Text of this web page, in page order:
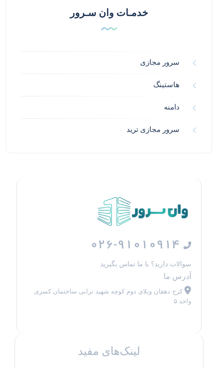
خدمـات وان سـرور
سرور مجازی
هاستینگ
دامنه
سرور مجازی ترید
026-91010914
سوالات دارید؟ با ما تماس بگیرید
آدرس ما
کرج دهقان ویلای دوم کوچه شهید ترابی ساختمان کسری
واحد ۵
لینک‌های مفید